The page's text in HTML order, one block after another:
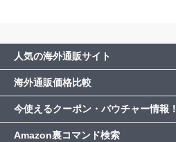
人気の海外通販サイト
海外通販価格比較
今使えるクーポン・バウチャー情報！
Amazon裏コマンド検索